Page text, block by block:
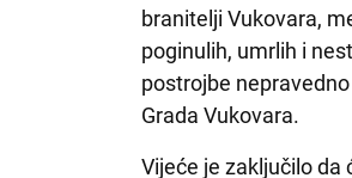
branitelji Vukovara,
poginulih, umrlih i
postrojbe
Grada Vukovara.
Vijeće je zaključilo da